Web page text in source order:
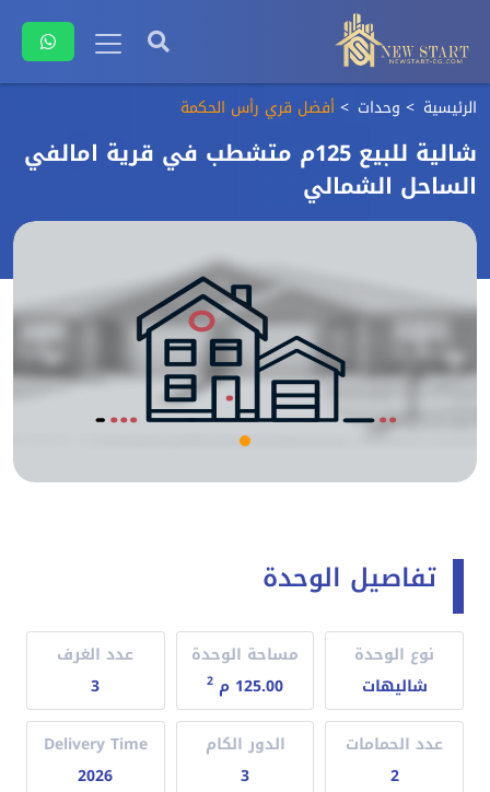
الرئيسية وحدات أفضل قري رأس الحكمة
شالية للبيع 125م متشطب في قرية امالفي
الساحل الشمالي
تفاصيل الوحدة
نوع الوحدة
شاليهات
مساحة الوحدة
125.00 م
2
عدد الغرف
3
عدد الحمامات
2
الدور الكام
3
Delivery Time
2026